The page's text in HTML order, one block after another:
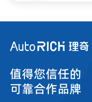
值得您信任的
可靠合作品牌